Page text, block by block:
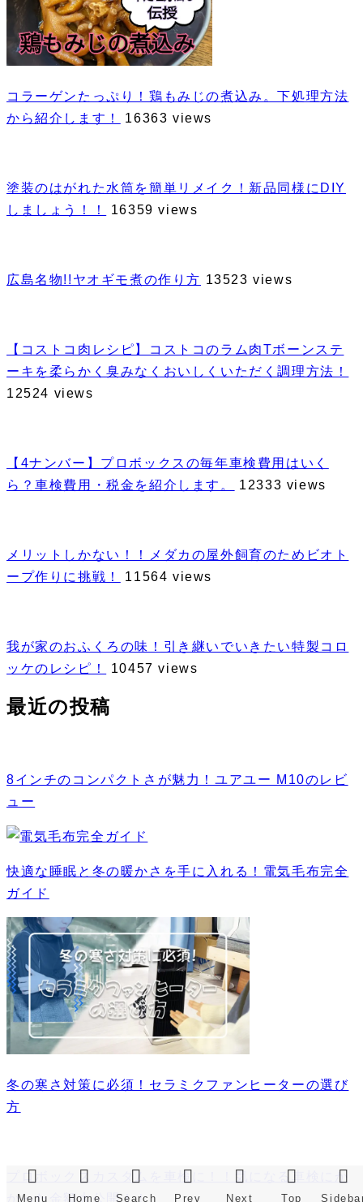
コラーゲンたっぷり！鶏もみじの煮込み。下処理方法
から紹介します！
16363 views
塗装のはがれた水筒を簡単リメイク！新品同様にDIY
しましょう！！
16359 views
広島名物!!ヤオギモ煮の作り方 13523 views
【コストコ肉レシピ】コストコのラム肉Tボーンステ
ーキを柔らかく臭みなくおいしくいただく調理方法！
12524 views
【4ナンバー】プロボックスの毎年車検費用はいく
ら？車検費用・税金を紹介します。
12333 views
メリットしかない！！メダカの屋外飼育のためビオト
ープ作りに挑戦！
11564 views
我が家のおふくろの味！引き継いでいきたい特製コロ
ッケのレシピ！
10457 views
最近の投稿
8インチのコンパクトさが魅力！ユアユー M10のレビ
ュー
快適な睡眠と冬の暖かさを手に入れる！電気毛布完全
ガイド
冬の寒さ対策に必須！セラミクファンヒーターの選び
方
かった金額大公開！！
Menu Home Search Prev Next Top